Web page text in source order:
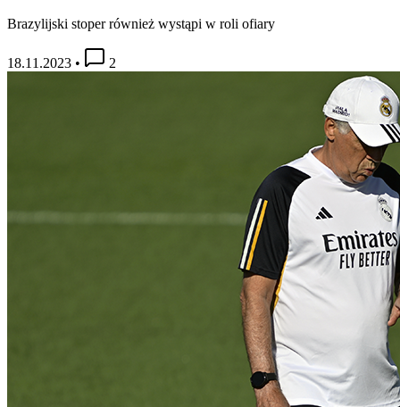
Brazylijski stoper również wystąpi w roli ofiary
18.11.2023 • 2